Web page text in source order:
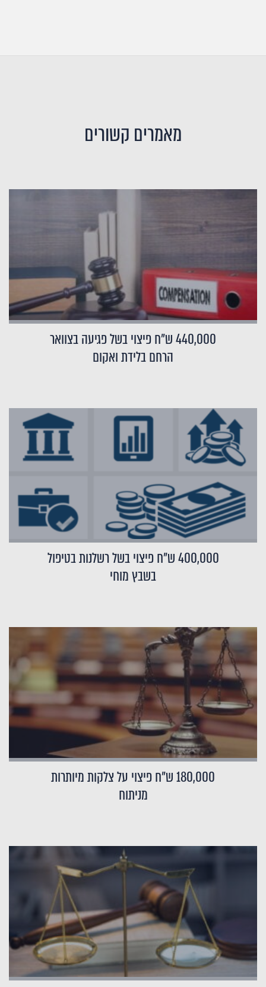
מאמרים קשורים
440,000 ש"ח פיצוי בשל פגיעה בצוואר
הרחם בלידת ואקום
400,000 ש"ח פיצוי בשל רשלנות בטיפול
בשבץ מוחי
180,000 ש"ח פיצוי על צלקות מיותרות
מניתוח